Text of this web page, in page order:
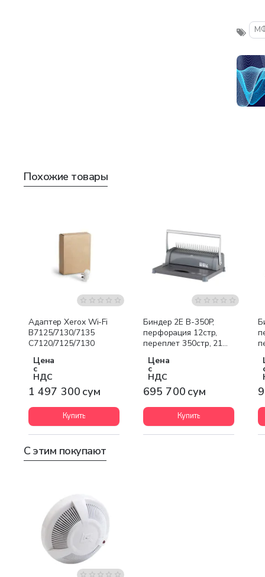
Похожие товары
Бесплатная доставка
Адаптер Xerox Wi-Fi
B7125/7130/7135
C7120/7125/7130
Цена
с
НДС
1 497 300 сум
Купить
Биндер 2E B-350P,
перфорация 12стр,
переплет 350стр, 21
Цена
с
НДС
695 700 сум
Купить
С этим покупают